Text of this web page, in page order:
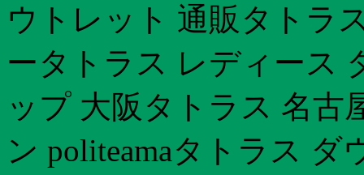
ウトレット 通販タトラ
ータトラス レディース
ップ 大阪タトラス 名古
ン politeamaタトラス